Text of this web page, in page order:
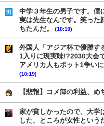
中学３年生の男子です。僕
実は先生なんです。笑った
ちたんだ。
(10:19)
外国人「アジア杯で優勝す
1入りに現実味!?2030大会
アメリカ人もポット1争い
(10:19)
【悲報】コメ卸の利益、め
家が貧しかったので、大学
した。ところが女性とい